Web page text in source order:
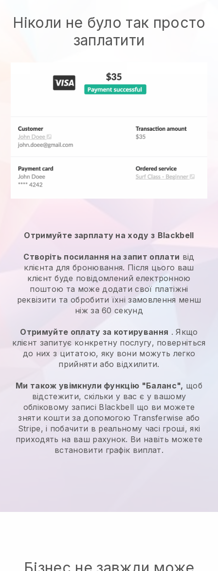
Ніколи не було так просто
заплатити
Отримуйте зарплату на ходу з Blackbell
Створіть посилання на запит оплати від
клієнта для бронювання. Після цього ваш
клієнт буде повідомлений електронною
поштою та може додати свої платіжні
реквізити та обробити їхні замовлення менш
ніж за 60 секунд
Отримуйте оплату за котирування . Якщо
клієнт запитує конкретну послугу, поверніться
до них з цитатою, яку вони можуть легко
прийняти або відхилити.
Ми також увімкнули функцію "Баланс", щоб
відстежити, скільки у вас є у вашому
обліковому записі Blackbell що ви можете
зняти кошти за допомогою Transferwise або
Stripe, і побачити в реальному часі гроші, які
приходять на ваш рахунок. Ви навіть можете
встановити графік виплат.